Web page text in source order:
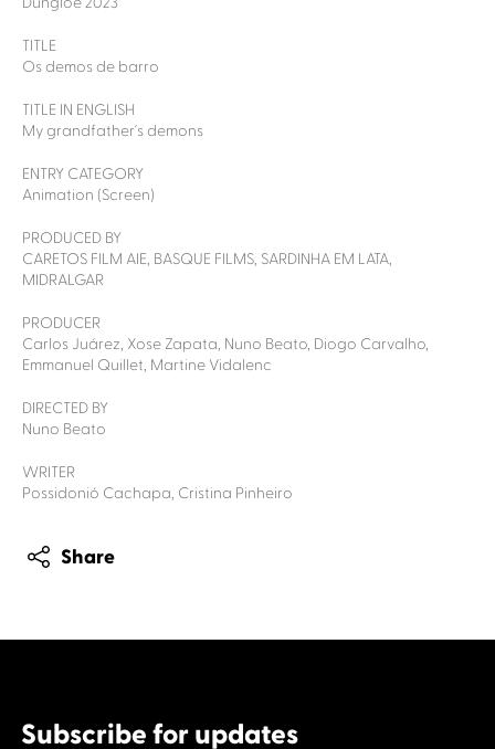
TITLE
Os demos de barro
TITLE IN ENGLISH
My grandfather´s demons
ENTRY CATEGORY
Animation (Screen)
PRODUCED BY
CARETOS FILM AIE, BASQUE FILMS, SARDINHA EM LATA,
MIDRALGAR
PRODUCER
Carlos Juárez, Xose Zapata, Nuno Beato, Diogo Carvalho,
Emmanuel Quillet, Martine Vidalenc
DIRECTED BY
Nuno Beato
WRITER
Possidonió Cachapa, Cristina Pinheiro
Share
Subscribe for updates